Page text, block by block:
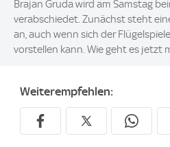
Brajan Gruda wird am Samstag
verabschiedet. Zunächst steht
an, auch wenn sich der
vorstellen kann. Wie geht es jetzt
Weiterempfehlen: